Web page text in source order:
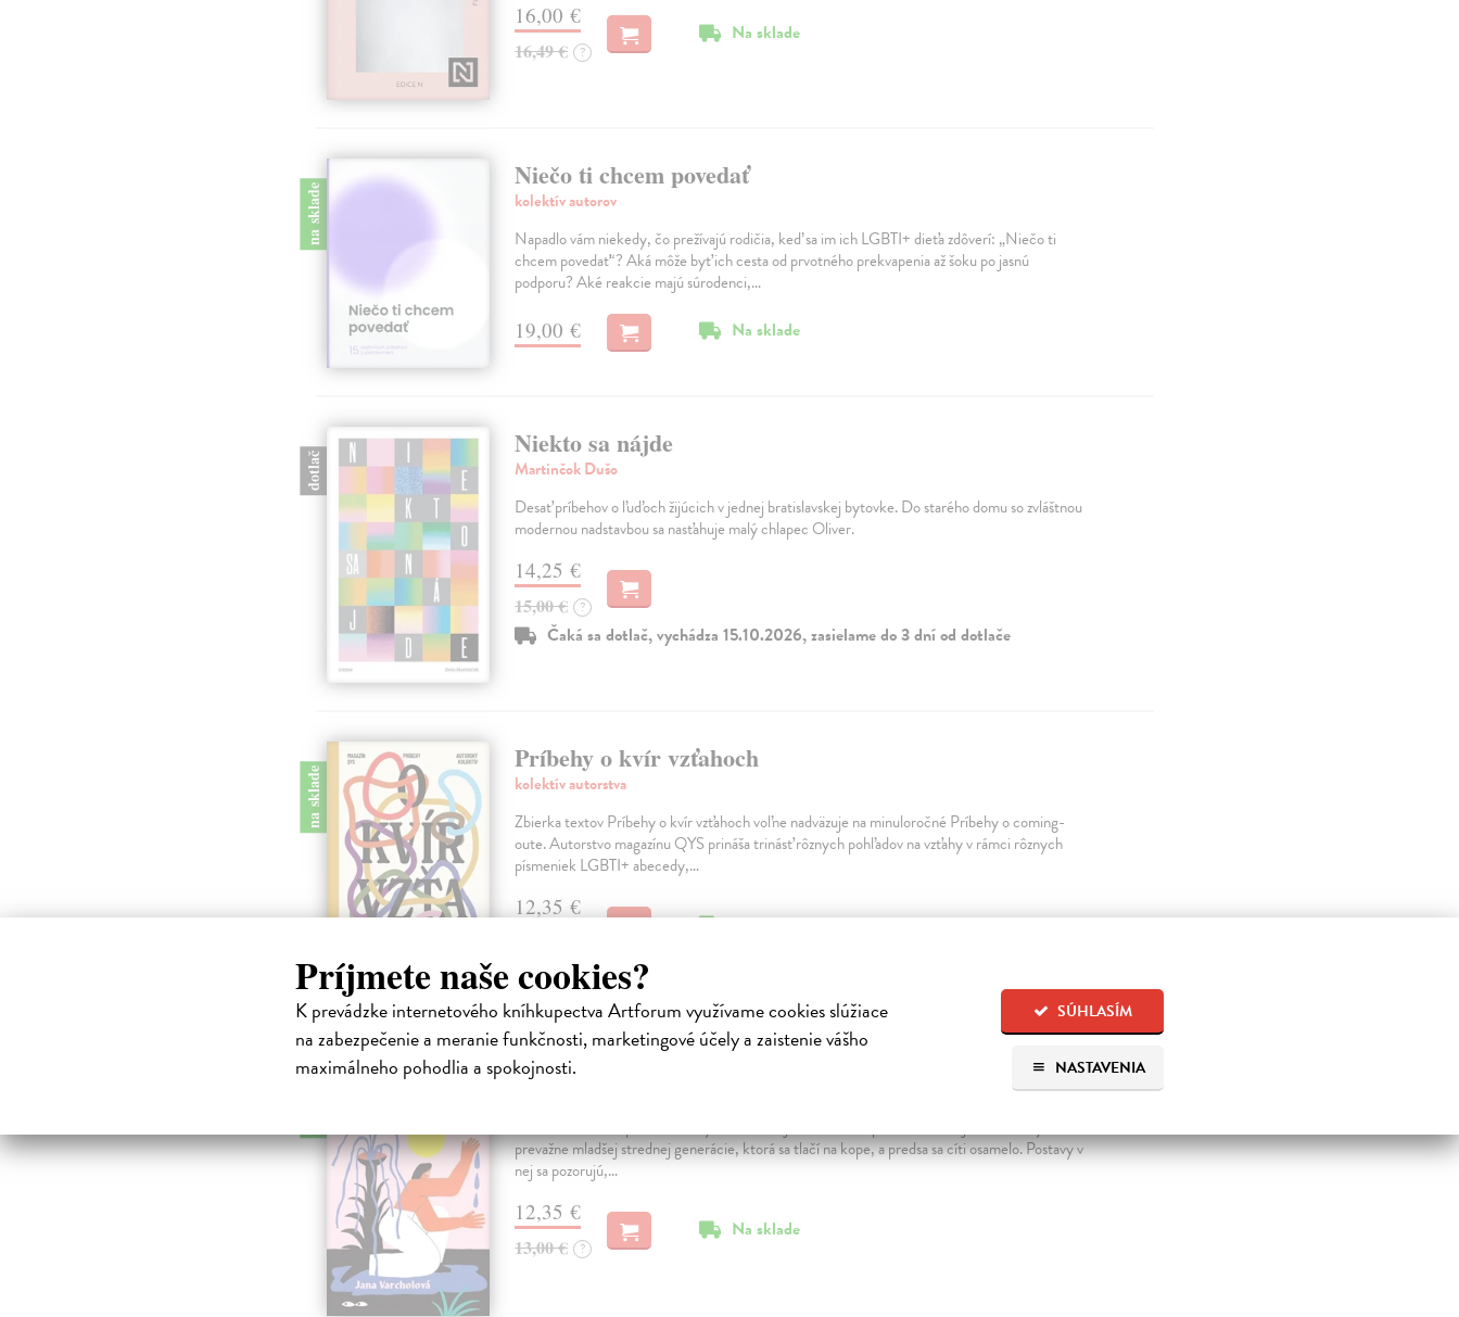
Príjmete naše cookies?
K prevádzke internetového kníhkupectva Artforum využívame cookies slúžiace
na zabezpečenie a meranie funkčnosti, marketingové účely a zaistenie vášho
maximálneho pohodlia a spokojnosti.
SÚHLASÍM
NASTAVENIA
16,00 €
16,49 € ?
Na sklade
na sklade
Niečo ti chcem povedať
kolektív autorov
Napadlo vám niekedy, čo prežívajú rodičia, keď sa im ich LGBTI+ dieťa zdôverí: „Niečo ti
chcem povedať“? Aká môže byť ich cesta od prvotného prekvapenia až šoku po jasnú
podporu? Aké reakcie majú súrodenci,…
19,00 € Na sklade
dotlač
Niekto sa nájde
Martinčok Dušo
Desať príbehov o ľuďoch žijúcich v jednej bratislavskej bytovke. Do starého domu so zvláštnou
modernou nadstavbou sa nasťahuje malý chlapec Oliver.
14,25 €
15,00 € ?
Čaká sa dotlač, vychádza 15.10.2026, zasielame do 3 dní od dotlače
na sklade
Príbehy o kvír vzťahoch
kolektív autorstva
Zbierka textov Príbehy o kvír vzťahoch voľne nadväzuje na minuloročné Príbehy o coming-
oute. Autorstvo magazínu QYS prináša trinásť rôznych pohľadov na vzťahy v rámci rôznych
písmeniek LGBTI+ abecedy,…
12,35 €
Na sklade
Len trochu v poriadku
prevažne mladšej strednej generácie, ktorá sa tlačí na kope, a predsa sa cíti osamelo. Postavy v
nej sa pozorujú,…
12,35 €
13,00 € ?
Na sklade